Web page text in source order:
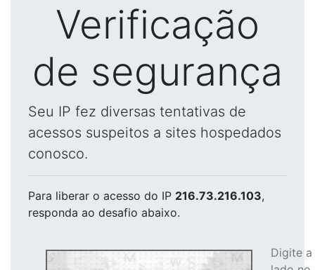
Verificação
de segurança
Seu IP fez diversas tentativas de
acessos suspeitos a sites hospedados
conosco.
Para liberar o acesso do IP 216.73.216.103,
responda ao desafio abaixo.
Digite